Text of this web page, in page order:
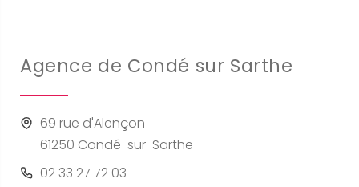
Agence de Condé sur Sarthe
69 rue d'Alençon
61250 Condé-sur-Sarthe
02 33 27 72 03